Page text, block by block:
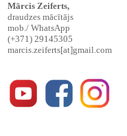
Mārcis Zeiferts,
draudzes mācītājs
mob./ WhatsApp
(+371) 29145305
marcis.zeiferts[at]gmail.com